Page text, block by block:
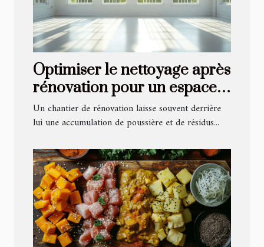
Optimiser le nettoyage après
rénovation pour un espace
revitalisé
Un chantier de rénovation laisse souvent derrière
lui une accumulation de poussière et de résidus...